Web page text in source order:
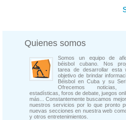
Quienes somos
Somos un equipo de
béisbol cubano. Nos
tarea de desarrollar esta
objetivo de brindar
Béisbol en Cuba y su
Ofrecemos noticias,
estadísticas, foros de debate, juegos
más... Constantemente buscamos
nuestros servicios por lo que pronto
nuevas secciones en nuestra web
y otros entretenimientos.